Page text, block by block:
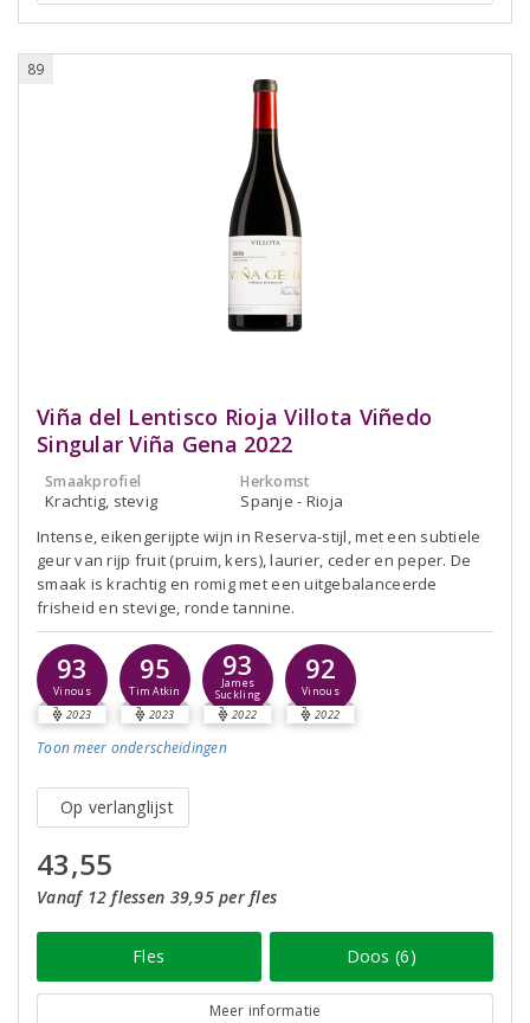
89
Viña del Lentisco Rioja Villota Viñedo
Singular Viña Gena 2022
Smaakprofiel
Krachtig, stevig
Herkomst
Spanje - Rioja
Intense, eikengerijpte wijn in Reserva-stijl, met een subtiele
geur van rijp fruit (pruim, kers), laurier, ceder en peper. De
smaak is krachtig en romig met een uitgebalanceerde
frisheid en stevige, ronde tannine.
93
Vinous
2023
95
Tim Atkin
2023
93
James
Suckling
2022
92
Vinous
2022
Toon meer onderscheidingen
Op verlanglijst
43,55
Vanaf 12 flessen 39,95 per fles
Fles Doos (6)
Meer informatie